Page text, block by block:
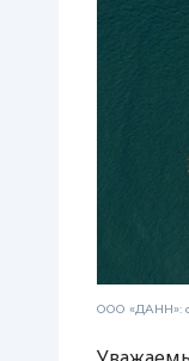
ООО «ДАНН»: